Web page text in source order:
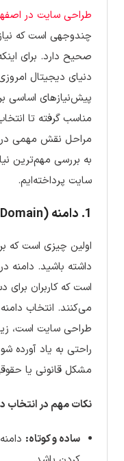
طراحی سایت در
چندوجهی است که
صحیح دارد. برای
دنیای دیجیتال
پیش‌نیازهای اساسی
مناسب گرفته تا
مراحل نقش مهمی در
به بررسی مهم‌ترین
سایت پرداخته‌ایم.
1. دامنه (Domain)
اولین چیزی است که
داشته باشید. دامنه
است که کاربران
می‌کنند. انتخاب
طراحی سایت است،
راحتی به یاد آورده
مشکل قانونی یا
نکات مهم در انتخاب
ساده و کوتاه: